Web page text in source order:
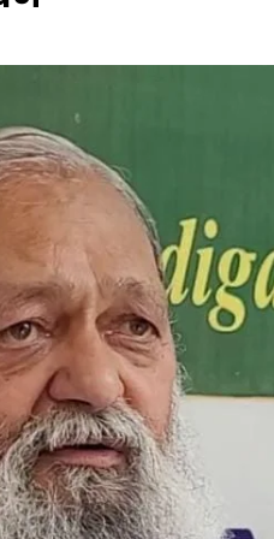
Harmandar Sohna